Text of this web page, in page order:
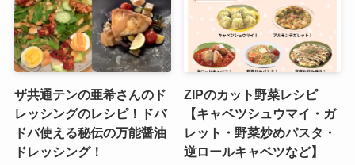
ザ共通テンの亜希さんのド
レッシングのレシピ！ドバ
ドバ使える秘伝の万能醤油
ドレッシング！
ZIPのカット野菜レシピ
【キャベツシュウマイ・ガ
レット・野菜炒めパスタ・
逆ロールキャベツなど】